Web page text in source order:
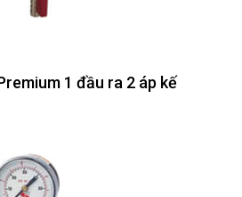
1 đầu ra 2 áp kế